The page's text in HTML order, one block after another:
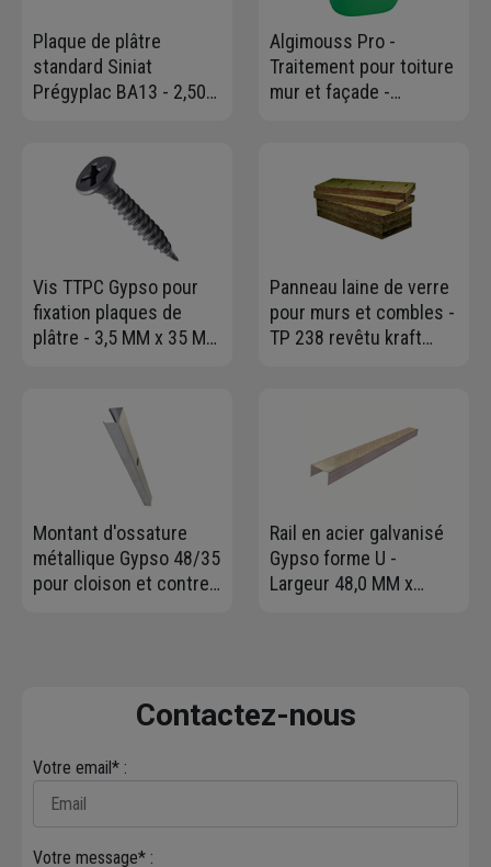
Plaque de plâtre
standard Siniat
Prégyplac BA13 - 2,50
Algimouss Pro -
Traitement pour toiture
mur et façade -
Vis TTPC Gypso pour
fixation plaques de
plâtre - 3,5 MM x 35 MM
Panneau laine de verre
pour murs et combles -
TP 238 revêtu kraft
Montant d'ossature
métallique Gypso 48/35
pour cloison et contre-
Rail en acier galvanisé
Gypso forme U -
Largeur 48,0 MM x
Contactez-nous
Votre email* :
Votre message* :